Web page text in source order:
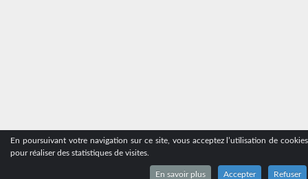
En poursuivant votre navigation sur ce site, vous acceptez l’utilisation de cookies
pour réaliser des statistiques de visites.
En savoir plus Accepter Refuser